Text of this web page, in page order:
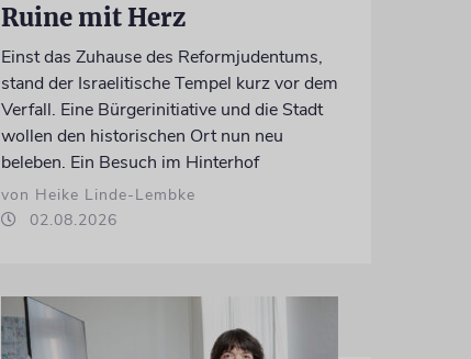
Ruine mit Herz
Einst das Zuhause des Reformjudentums,
stand der Israelitische Tempel kurz vor dem
Verfall. Eine Bürgerinitiative und die Stadt
wollen den historischen Ort nun neu
beleben. Ein Besuch im Hinterhof
von Heike Linde-Lembke
02.08.2026